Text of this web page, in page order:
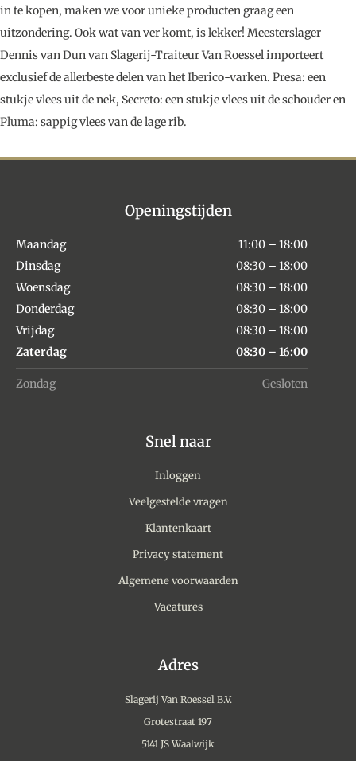
in te kopen, maken we voor unieke producten graag een
uitzondering. Ook wat van ver komt, is lekker! Meesterslager
Dennis van Dun van Slagerij-Traiteur Van Roessel importeert
exclusief de allerbeste delen van het Iberico-varken. Presa: een
stukje vlees uit de nek, Secreto: een stukje vlees uit de schouder en
Pluma: sappig vlees van de lage rib.
Openingstijden
Maandag
11:00 – 18:00
Dinsdag
08:30 – 18:00
Woensdag
08:30 – 18:00
Donderdag
08:30 – 18:00
Vrijdag
08:30 – 18:00
Zaterdag
08:30 – 16:00
Zondag Gesloten
Snel naar
Inloggen
Veelgestelde vragen
Klantenkaart
Privacy statement
Algemene voorwaarden
Vacatures
Adres
Slagerij Van Roessel B.V.
Grotestraat 197
5141 JS Waalwijk